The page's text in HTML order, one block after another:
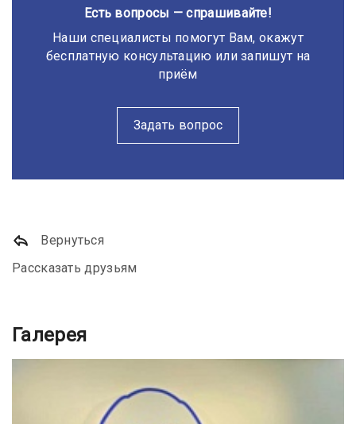
Есть вопросы — спрашивайте!
Наши специалисты помогут Вам, окажут
бесплатную консультацию или запишут на
приём
Задать вопрос
Вернуться
Рассказать друзьям
Галерея